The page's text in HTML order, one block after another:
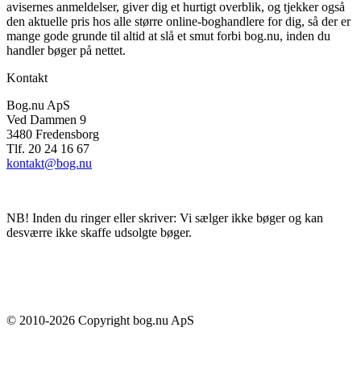
avisernes anmeldelser, giver dig et hurtigt overblik, og tjekker også
den aktuelle pris hos alle større online-boghandlere for dig, så der er
mange gode grunde til altid at slå et smut forbi bog.nu, inden du
handler bøger på nettet.
Kontakt
Bog.nu ApS
Ved Dammen 9
3480 Fredensborg
Tlf. 20 24 16 67
kontakt@bog.nu
NB! Inden du ringer eller skriver: Vi sælger ikke bøger og kan
desværre ikke skaffe udsolgte bøger.
© 2010-2026 Copyright bog.nu ApS